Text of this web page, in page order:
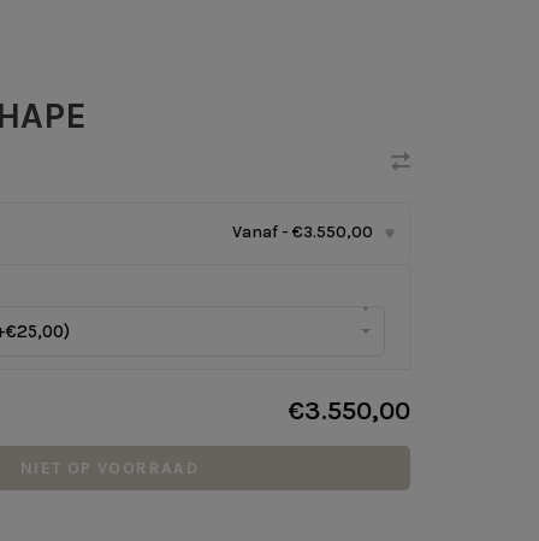
Vanaf - €3.550,00 ▾
▾
€3.550,00
NIET OP VOORRAAD